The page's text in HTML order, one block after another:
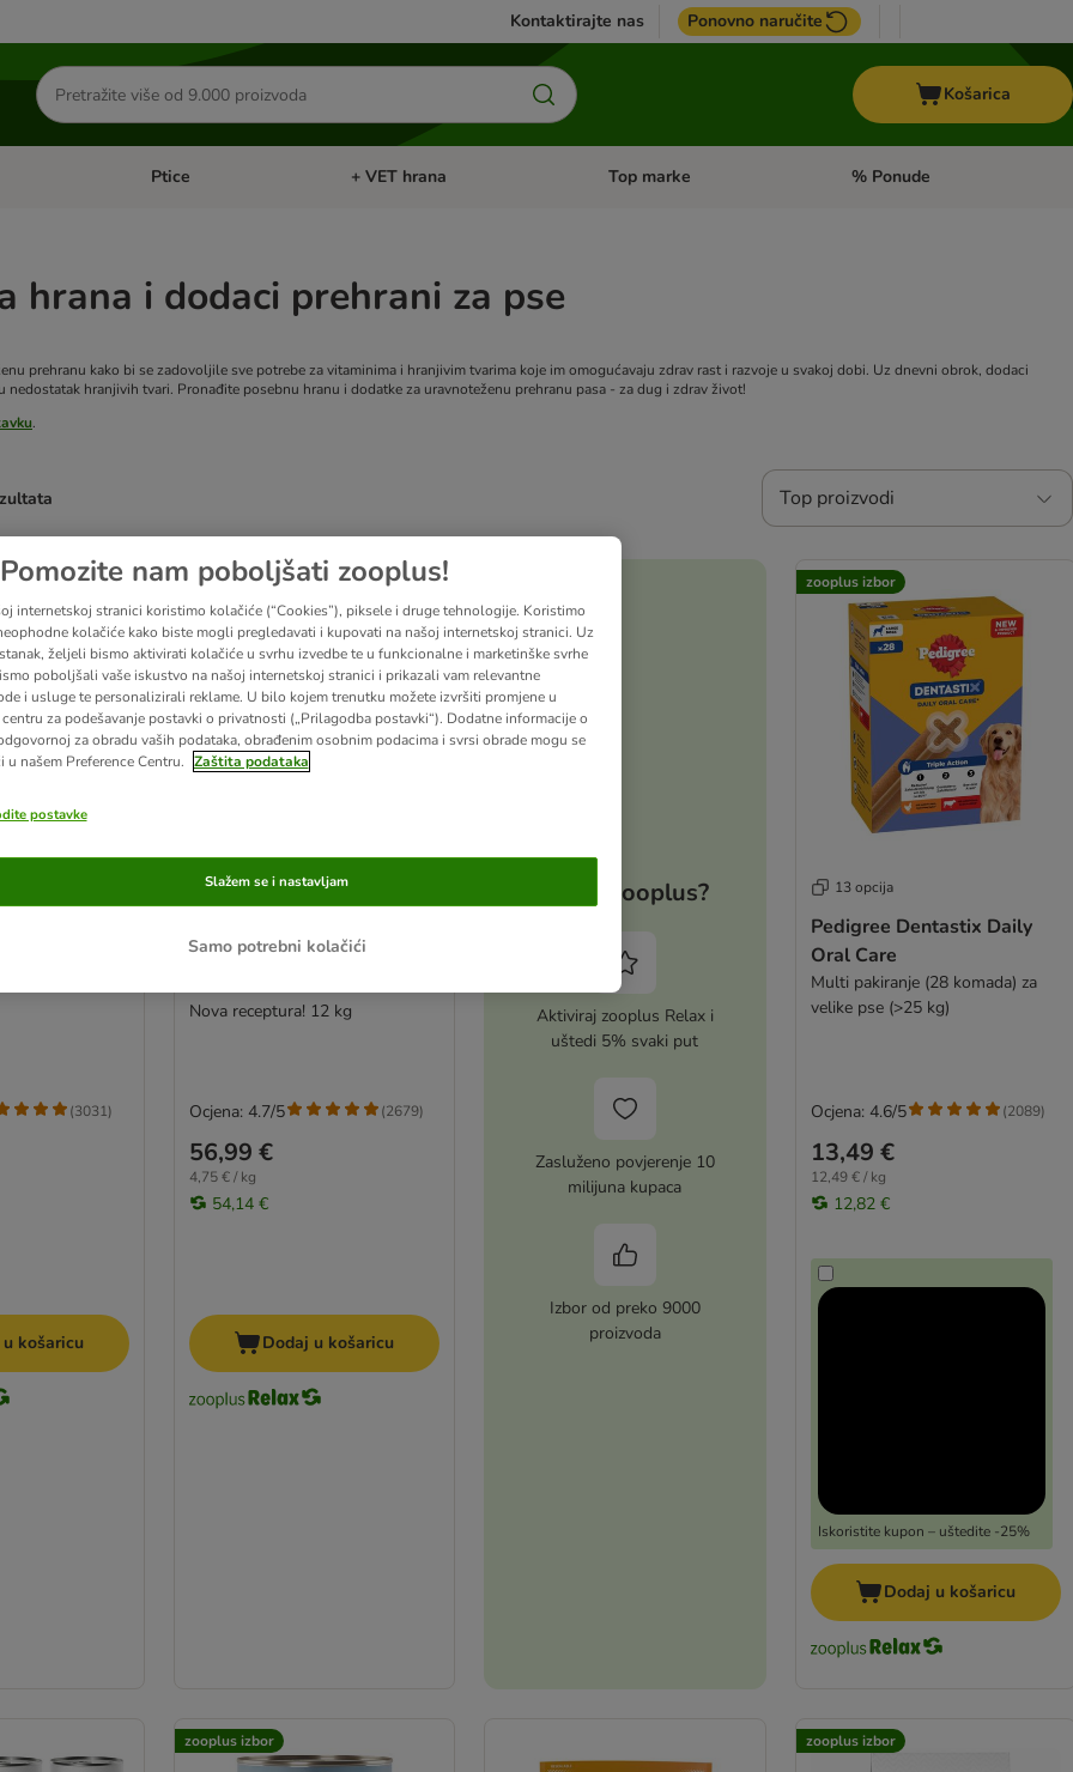
Kontaktirajte nas Ponovno naručite
Traži
proizvode
Košarica
Pregled kategorija: Male životinje
Ptice Pregled kategorija: Ptice
+ VET hrana Pregled kategorija: + VET hrana
Top marke Pregled kategorija: Top marke
% Ponude
hrana i dodaci prehrani za pse
prehranu kako bi se zadovoljile sve potrebe za vitaminima i hranjivim tvarima koje im omogućavaju zdrav rast i razvoje u svakoj dobi. Uz dnevni obrok, dodaci
nedostatak hranjivih tvari. Pronađite posebnu hranu i dodatke za uravnoteženu prehranu pasa - za dug i zdrav život!
.
Top proizvodi
promijenjeni
250 g
(3031)
košaricu
zooplus izbor
6 opcija
„Blue River” losos – bez
Nova receptura! 12 kg
56,99 €
4,75 € / kg
54,14 €
Ocjena: 4.7/5 (2679)
Dodaj u košaricu
Zašto zooplus?
Aktiviraj zooplus Relax i
uštedi 5% svaki put
Zasluženo povjerenje 10
milijuna kupaca
Izbor od preko 9000
proizvoda
zooplus izbor
13 opcija
Pedigree Dentastix Daily
Oral Care
Multi pakiranje (28 komada) za
velike pse (>25 kg)
13,49 €
12,49 € / kg
12,82 €
Iskoristite kupon – uštedite -25%
Ocjena: 4.6/5 (2089)
Dodaj u košaricu
zooplus izbor zooplus izbor
Pomozite nam poboljšati zooplus!
internetskoj stranici koristimo kolačiće (“Cookies”), piksele i druge tehnologije. Koristimo
kolačiće kako biste mogli pregledavati i kupovati na našoj internetskoj stranici. Uz
željeli bismo aktivirati kolačiće u svrhu izvedbe te u funkcionalne i marketinške svrhe
poboljšali vaše iskustvo na našoj internetskoj stranici i prikazali vam relevantne
i usluge te personalizirali reklame. U bilo kojem trenutku možete izvršiti promjene u
centru za podešavanje postavki o privatnosti („Prilagodba postavki“). Dodatne informacije o
za obradu vaših podataka, obrađenim osobnim podacima i svrsi obrade mogu se
u našem Preference Centru. Zaštita podataka
postavke
Samo potrebni kolačići
Slažem se i nastavljam